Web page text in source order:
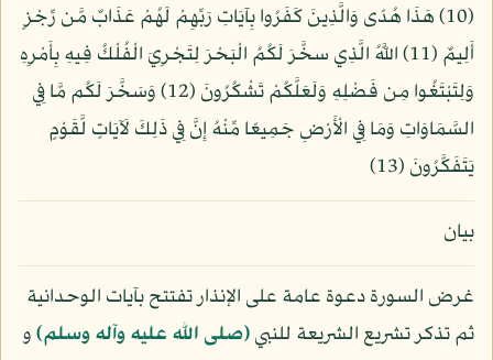
(10) هَذَا هُدًى وَالَّذِينَ كَفَرُوا بِآيَاتِ رَبِّهِمْ لَهُمْ عَذَابٌ مَّن رِّجْزٍ
أَلِيمٌ (11) اللَّهُ الَّذِي سخَّرَ لَكُمُ الْبَحْرَ لِتَجْرِيَ الْفُلْكُ فِيهِ بِأَمْرِهِ
وَلِتَبْتَغُوا مِن فَضْلِهِ وَلَعَلَّكُمْ تَشْكُرُونَ (12) وَسَخَّرَ لَكُم مَّا فِي
السَّمَاوَاتِ وَمَا فِي الْأَرْضِ جَمِيعًا مِّنْهُ إِنَّ فِي ذَلِكَ لَآيَاتٍ لَّقَوْمٍ
يَتَفَكَّرُونَ (13)
بيان
غرض السورة دعوة عامة على الإنذار تفتتح بآيات الوحدانية
ثم تذكر تشريع الشريعة للنبي(صلى الله عليه وآله وسلم)و